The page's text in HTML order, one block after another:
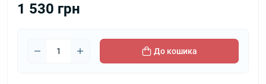
1 530 грн
До кошика